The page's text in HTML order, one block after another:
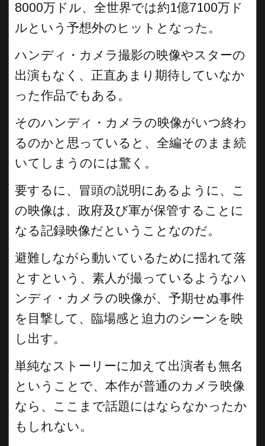
8000万ドル、全世界では約1億7100万ド
ルという予想外のヒットとなった。
ハンディ・カメラ撮影の映像やスターの
出演もなく、正直あまり期待していなか
った作品でもある。
そのハンディ・カメラの映像がいつ終わ
るのかと思っていると、全編そのまま続
いてしまうのには驚く。
要するに、冒頭の説明にあるように、こ
の映像は、政府及び軍が保管することに
なる記録映像だということなのだ。
避難しながら動いているために揺れて落
とすという、素人が撮っているようなハ
ンディ・カメラの映像が、予期せぬ事件
を目撃して、臨場感と迫力のシーンを映
し出す。
単純なストーリーに加えて出演者も無名
ということで、本作が普通のカメラ映像
なら、ここまで話題にはならなかったか
もしれない。